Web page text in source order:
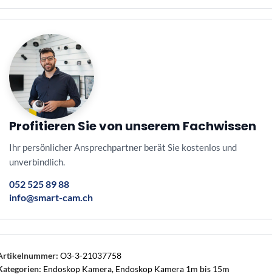
Profitieren Sie von unserem Fachwissen
Ihr persönlicher Ansprechpartner berät Sie kostenlos und
unverbindlich.
052 525 89 88
info@smart-cam.ch
O3-3-21037758
Endoskop Kamera, Endoskop Kamera 1m bis 15m